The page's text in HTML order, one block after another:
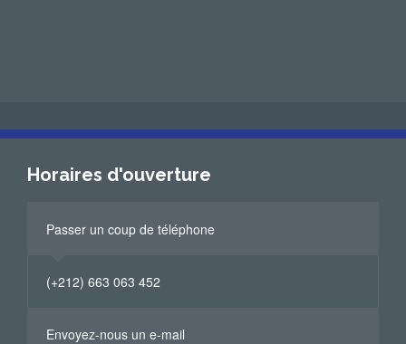
Horaires d'ouverture
Passer un coup de téléphone
(+212) 663 063 452
Envoyez-nous un e-mail